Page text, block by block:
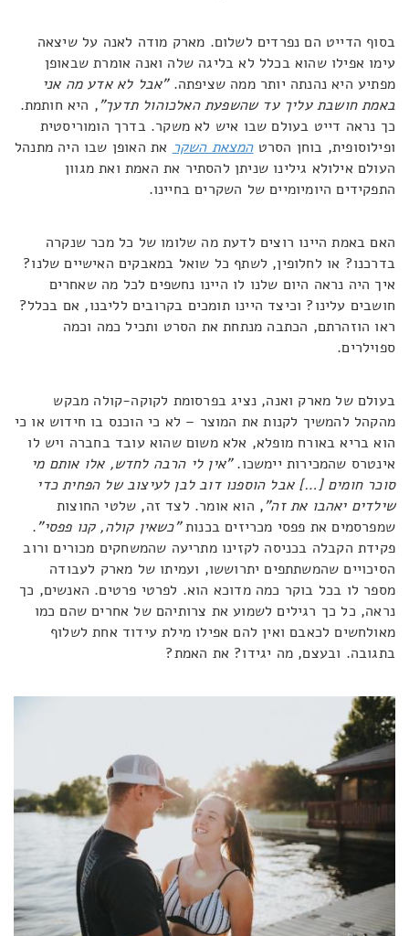
בסוף הדייט הם נפרדים לשלום. מארק מודה לאנה על שיצאה
עימו אפילו שהוא בכלל לא בליגה שלה ואנה אומרת שבאופן
מפתיע היא נהנתה יותר ממה שציפתה."אבל לא אדע מה אני
באמת חושבת עליך עד שהשפעת האלכוהול תדעך", היא חותמת.
כך נראה דייט בעולם שבו איש לא משקר. בדרך הומוריסטית
ופילוסופית, בוחן הסרטהמצאת השקר את האופן שבו היה מתנהל
העולם אילולא גילינו שניתן להסתיר את האמת ואת מגוון
התפקידים היומיומיים של השקרים בחיינו.
האם באמת היינו רוצים לדעת מה שלומו של כל מכר שנקרה
בדרכנו? או לחלופין, לשתף כל שואל במאבקים האישיים שלנו?
איך היה נראה היום שלנו לו היינו נחשפים לכל מה שאחרים
חושבים עלינו? וכיצד היינו תומכים בקרובים לליבנו, אם בכלל?
ראו הוזהרתם, הכתבה מנתחת את הסרט ותכיל כמה וכמה
ספוילרים.
בעולם של מארק ואנה, נציג בפרסומת לקוקה-קולה מבקש
מהקהל להמשיך לקנות את המוצר – לא כי הוכנס בו חידוש או כי
הוא בריא באורח מופלא, אלא משום שהוא עובד בחברה ויש לו
אינטרס שהמכירות יימשכו."אין לי הרבה לחדש, אלו אותם מי
סוכר חומים […] אבל הוספנו דוב לבן לעיצוב של הפחית כדי
שילדים יאהבו את זה", הוא אומר. לצד זה, שלטי החוצות
שמפרסמים את פפסי מכריזים בכנות"כשאין קולה, קנו פפסי".
פקידת הקבלה בכניסה לקזינו מתריעה שהמשחקים מכורים ורוב
הסיכויים שהמשתתפים יתרוששו, ועמיתו של מארק לעבודה
מספר לו בכל בוקר כמה מדוכא הוא. לפרטי פרטים. האנשים, כך
נראה, כל כך רגילים לשמוע את צרותיהם של אחרים שהם כמו
מאולחשים לכאבם ואין להם אפילו מילת עידוד אחת לשלוף
בתגובה. ובעצם, מה יגידו? את האמת?